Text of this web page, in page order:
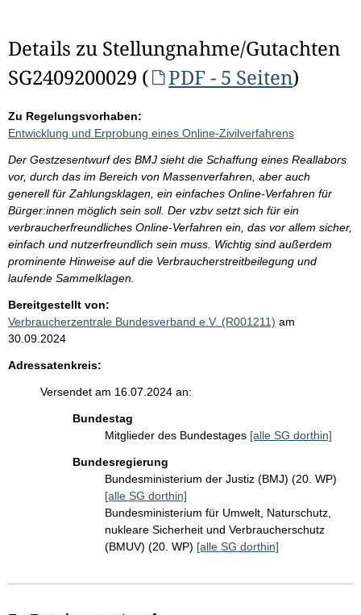
Details zu Stellungnahme/Gutachten
SG2409200029 (
PDF - 5 Seiten)
Zu Regelungsvorhaben:
Entwicklung und Erprobung eines Online-Zivilverfahrens
Der Gestzesentwurf des BMJ sieht die Schaffung eines Reallabors
vor, durch das im Bereich von Massenverfahren, aber auch
generell für Zahlungsklagen, ein einfaches Online-Verfahren für
Bürger:innen möglich sein soll. Der vzbv setzt sich für ein
verbraucherfreundliches Online-Verfahren ein, das vor allem sicher,
einfach und nutzerfreundlich sein muss. Wichtig sind außerdem
prominente Hinweise auf die Verbraucherstreitbeilegung und
laufende Sammelklagen.
Bereitgestellt von:
Verbraucherzentrale Bundesverband e.V. (R001211) am
30.09.2024
Adressatenkreis:
Versendet am 16.07.2024 an:
Bundestag
Mitglieder des Bundestages [alle SG dorthin]
Bundesregierung
Bundesministerium der Justiz (BMJ) (20. WP)
[alle SG dorthin]
Bundesministerium für Umwelt, Naturschutz,
nukleare Sicherheit und Verbraucherschutz
(BMUV) (20. WP) [alle SG dorthin]